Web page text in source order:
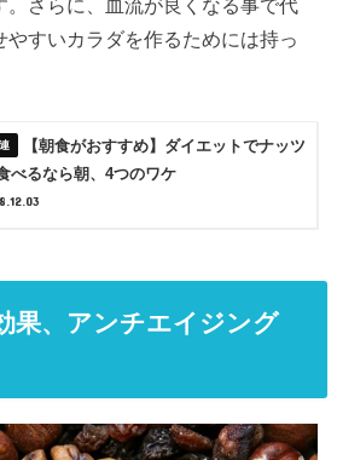
。さらに、血流が良くなる事で代
すいカラダを作るためには持っ
【朝食がおすすめ】ダイエットでナッツ
べるなら朝、4つのワケ
果、アンチエイジング